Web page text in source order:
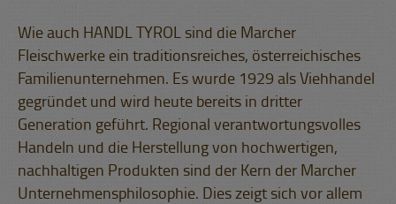
Wie auch HANDL TYROL sind die Marcher
Fleischwerke ein traditionsreiches, österreichisches
Familienunternehmen. Es wurde 1929 als Viehhandel
gegründet und wird heute bereits in dritter
Generation geführt. Regional verantwortungsvolles
Handeln und die Herstellung von hochwertigen,
nachhaltigen Produkten sind der Kern der Marcher
Unternehmensphilosophie. Dies zeigt sich vor allem